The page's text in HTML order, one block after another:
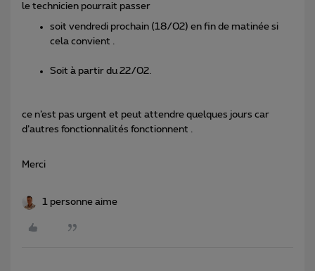
le technicien pourrait passer
soit vendredi prochain (18/02) en fin de matinée si
cela convient .
Soit à partir du 22/02.
ce n’est pas urgent et peut attendre quelques jours car
d’autres fonctionnalités fonctionnent .
Merci
1 personne aime